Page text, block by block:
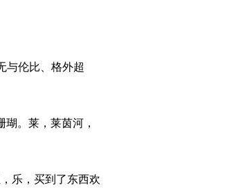
与伦比、格外超
。莱，莱茵河，
乐，买到了东西欢